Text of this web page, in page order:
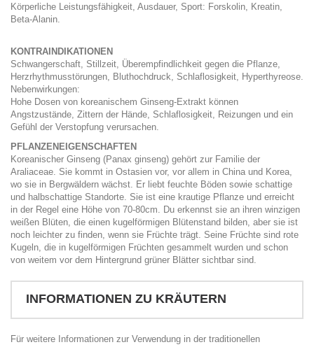
Körperliche Leistungsfähigkeit, Ausdauer, Sport: Forskolin, Kreatin,
Beta-Alanin.
KONTRAINDIKATIONEN
Schwangerschaft, Stillzeit, Überempfindlichkeit gegen die Pflanze,
Herzrhythmusstörungen, Bluthochdruck, Schlaflosigkeit, Hyperthyreose.
Nebenwirkungen:
Hohe Dosen von koreanischem Ginseng-Extrakt können
Angstzustände, Zittern der Hände, Schlaflosigkeit, Reizungen und ein
Gefühl der Verstopfung verursachen.
PFLANZENEIGENSCHAFTEN
Koreanischer Ginseng (Panax ginseng) gehört zur Familie der
Araliaceae. Sie kommt in Ostasien vor, vor allem in China und Korea,
wo sie in Bergwäldern wächst. Er liebt feuchte Böden sowie schattige
und halbschattige Standorte. Sie ist eine krautige Pflanze und erreicht
in der Regel eine Höhe von 70-80cm. Du erkennst sie an ihren winzigen
weißen Blüten, die einen kugelförmigen Blütenstand bilden, aber sie ist
noch leichter zu finden, wenn sie Früchte trägt. Seine Früchte sind rote
Kugeln, die in kugelförmigen Früchten gesammelt wurden und schon
von weitem vor dem Hintergrund grüner Blätter sichtbar sind.
INFORMATIONEN ZU KRÄUTERN
Für weitere Informationen zur Verwendung in der traditionellen